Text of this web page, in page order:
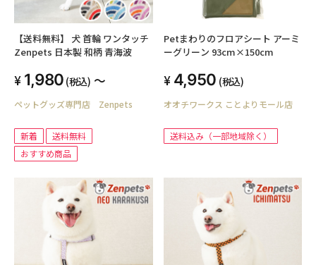
【送料無料】 犬 首輪 ワンタッチ
Zenpets 日本製 和柄 青海波
1,980 (税込) ～
ペットグッズ専門店 Zenpets
新着
送料無料
おすすめ商品
Petまわりのフロアシート アーミ
ーグリーン 93cm×150cm
4,950 (税込)
オオチワークス ことよりモール店
送料込み（一部地域除く）